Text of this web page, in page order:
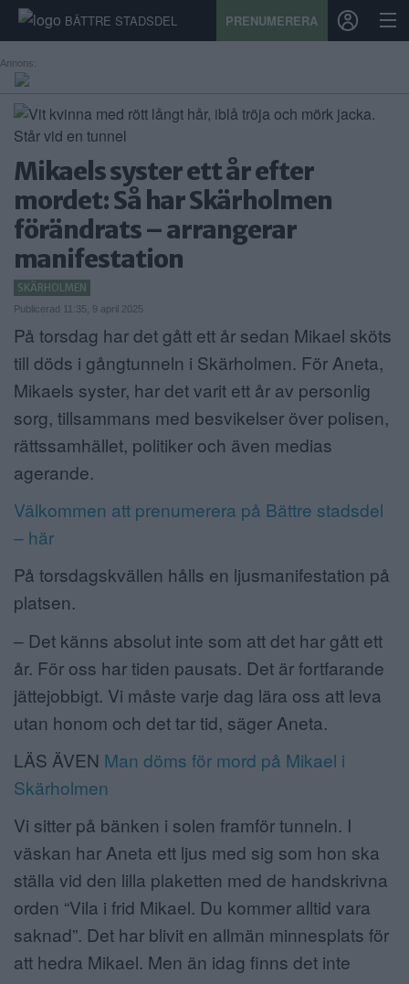
BÄTTRE STADSDEL PRENUMERERA
START
PRENUMERATION
SPORT
KALENDER
KONTAKT
SAMARBETEN
ANNONSERA
NÄRINGSLIV
MER
Annons:
Mikaels syster ett år efter
mordet: Så har Skärholmen
förändrats – arrangerar
manifestation
SKÄRHOLMEN
Publicerad 11:35, 9 april 2025
På torsdag har det gått ett år sedan Mikael sköts
till döds i gångtunneln i Skärholmen. För Aneta,
Mikaels syster, har det varit ett år av personlig
sorg, tillsammans med besvikelser över polisen,
rättssamhället, politiker och även medias
agerande.
Välkommen att prenumerera på Bättre stadsdel
– här
På torsdagskvällen hålls en ljusmanifestation på
platsen.
– Det känns absolut inte som att det har gått ett
år. För oss har tiden pausats. Det är fortfarande
jättejobbigt. Vi måste varje dag lära oss att leva
utan honom och det tar tid, säger Aneta.
LÄS ÄVEN Man döms för mord på Mikael i
Skärholmen
Vi sitter på bänken i solen framför tunneln. I
väskan har Aneta ett ljus med sig som hon ska
ställa vid den lilla plaketten med de handskrivna
orden “Vila i frid Mikael. Du kommer alltid vara
saknad”. Det har blivit en allmän minnesplats för
att hedra Mikael. Men än idag finns det inte